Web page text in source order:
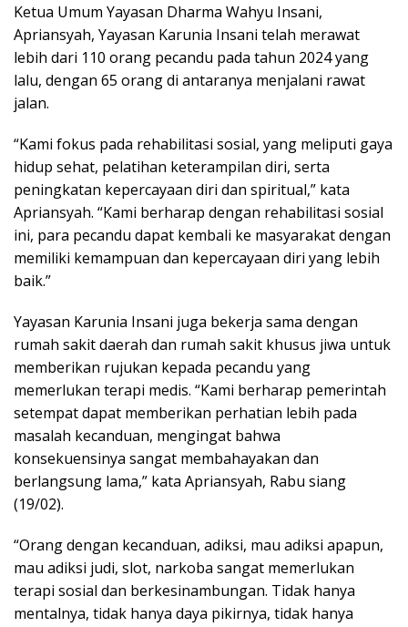
Ketua Umum Yayasan Dharma Wahyu Insani,
Apriansyah, Yayasan Karunia Insani telah merawat
lebih dari 110 orang pecandu pada tahun 2024 yang
lalu, dengan 65 orang di antaranya menjalani rawat
jalan.
“Kami fokus pada rehabilitasi sosial, yang meliputi gaya
hidup sehat, pelatihan keterampilan diri, serta
peningkatan kepercayaan diri dan spiritual,” kata
Apriansyah. “Kami berharap dengan rehabilitasi sosial
ini, para pecandu dapat kembali ke masyarakat dengan
memiliki kemampuan dan kepercayaan diri yang lebih
baik.”
Yayasan Karunia Insani juga bekerja sama dengan
rumah sakit daerah dan rumah sakit khusus jiwa untuk
memberikan rujukan kepada pecandu yang
memerlukan terapi medis. “Kami berharap pemerintah
setempat dapat memberikan perhatian lebih pada
masalah kecanduan, mengingat bahwa
konsekuensinya sangat membahayakan dan
berlangsung lama,” kata Apriansyah, Rabu siang
(19/02).
“Orang dengan kecanduan, adiksi, mau adiksi apapun,
mau adiksi judi, slot, narkoba sangat memerlukan
terapi sosial dan berkesinambungan. Tidak hanya
mentalnya, tidak hanya daya pikirnya, tidak hanya